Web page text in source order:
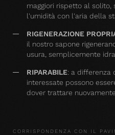
maggiori rispetto al
l'umidità con l'aria della
RIGENERAZIONE
il nostro sapone
usura, semplicemente
RIPARABILE: a differenza
interessate possono
dover trattare
CORRISPONDENZA CON IL